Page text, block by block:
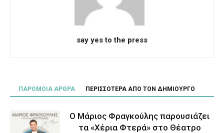
say yes to the press
ΠΑΡΟΜΟΙΑ ΑΡΘΡΑ ΠΕΡΙΣΣΟΤΕΡΑ ΑΠΟ ΤΟΝ ΔΗΜΙΟΥΡΓΟ
Ο Μάριος Φραγκούλης παρουσιάζει
τα «Χέρια Φτερά» στο Θέατρο